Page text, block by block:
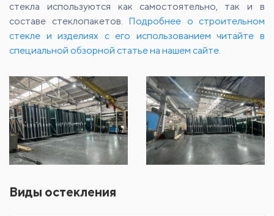
стекла используются как самостоятельно, так и в
составе стеклопакетов. Подробнее о строительном
стекле и изделиях с его использованием читайте в
специальной обзорной статье на нашем сайте.
Виды остекления